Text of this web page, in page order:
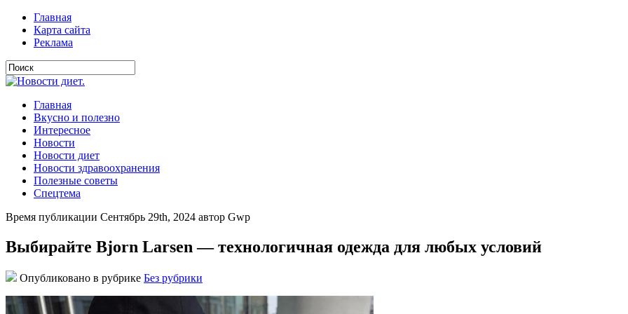
Главная
Карта сайта
Реклама
Главная
Вкусно и полезно
Интересное
Новости
Новости диет
Новости здравоохранения
Полезные советы
Спецтема
Время публикации Сентябрь 29th, 2024 автор Gwp
Выбирайте Bjorn Larsen — технологичная одежда для любых условий
Опубликовано в рубрике Без рубрики